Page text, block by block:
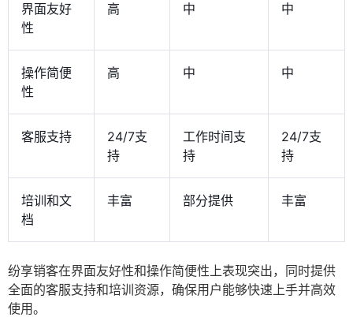
界面友好
性
高 中 中
操作简便
性
高 中 中
客服支持
24/7支
持
工作时间支
持
24/7支
持
培训和文
档
丰富 部分提供 丰富
纷享销客在界面友好性和操作简便性上表现突出，同时提供
全面的客服支持和培训资源，确保用户能够快速上手并高效
使用。